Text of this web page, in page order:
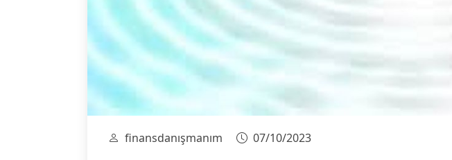
finansdanışmanım
07/10/2023